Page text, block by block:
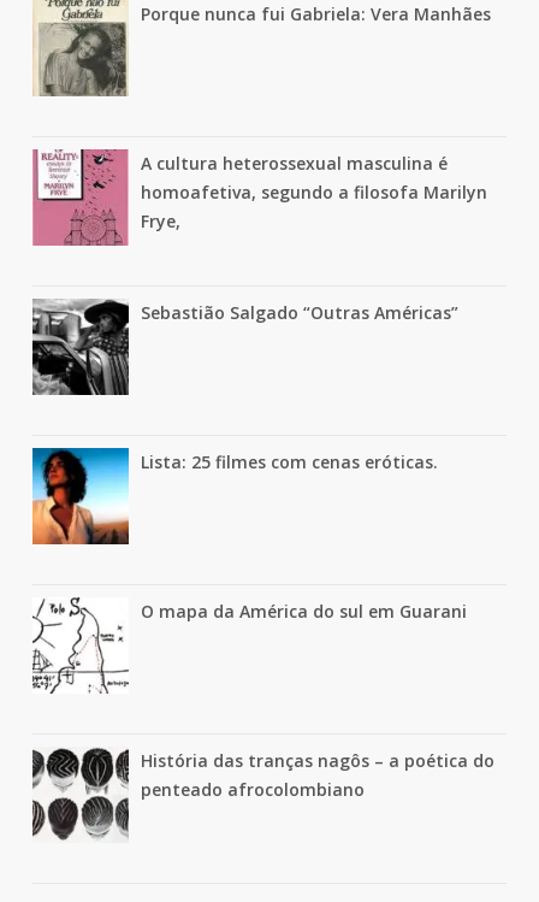
Porque nunca fui Gabriela: Vera Manhães
A cultura heterossexual masculina é
homoafetiva, segundo a filosofa Marilyn
Frye,
Sebastião Salgado “Outras Américas”
Lista: 25 filmes com cenas eróticas.
O mapa da América do sul em Guarani
História das tranças nagôs – a poética do
penteado afrocolombiano